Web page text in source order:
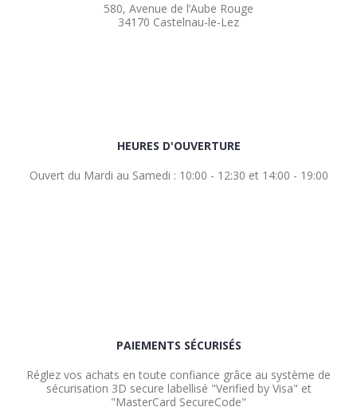
580, Avenue de l’Aube Rouge
34170 Castelnau-le-Lez
HEURES D'OUVERTURE
Ouvert du Mardi au Samedi : 10:00 - 12:30 et 14:00 - 19:00
PAIEMENTS SÉCURISÉS
Réglez vos achats en toute confiance grâce au système de
sécurisation 3D secure labellisé "Verified by Visa" et
"MasterCard SecureCode"